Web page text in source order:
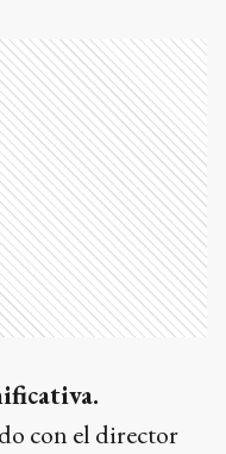
con el director